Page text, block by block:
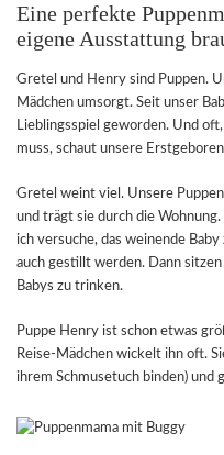
Eine perfekte
eigene Ausstattung
Gretel und Henry sind Puppen.
Mädchen umsorgt. Seit unser
Lieblingsspiel geworden. Und
muss, schaut unsere
Gretel weint viel. Unsere
und trägt sie durch die
ich versuche, das weinende
auch gestillt werden. Dann
Babys zu trinken.
Puppe Henry ist schon etwas
Reise-Mädchen wickelt ihn oft.
ihrem Schmusetuch binden) und